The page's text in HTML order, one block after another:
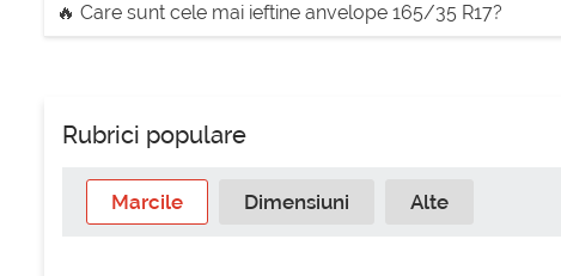
🔥 Care sunt cele mai ieftine anvelope 165/35 R17?
Rubrici populare
Marcile Dimensiuni Alte